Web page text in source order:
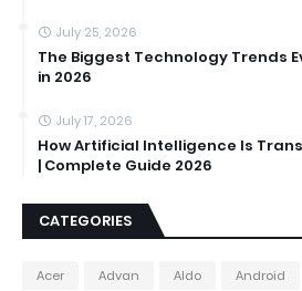
July 25, 2026
The Biggest Technology Trends
in 2026
July 17, 2026
How Artificial Intelligence Is
| Complete Guide 2026
CATEGORIES
Acer Advan Aldo Android